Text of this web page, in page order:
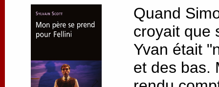
Quand
croyait que
Yvan était
et des bas.